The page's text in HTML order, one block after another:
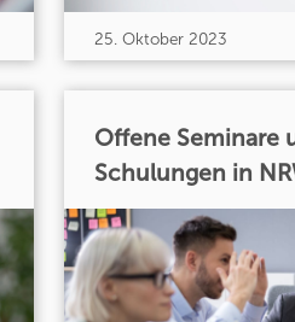
25. Oktober 2023
Offene Seminare
Schulungen in